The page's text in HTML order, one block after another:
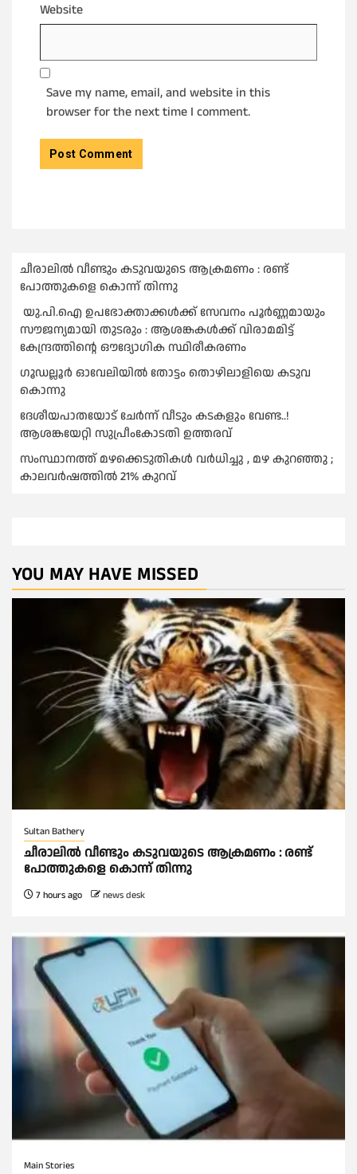
Website
Save my name, email, and website in this
browser for the next time I comment.
ചീരാലിൽ വീണ്ടും കടുവയുടെ ആക്രമണം : രണ്ട്
പോത്തുകളെ കൊന്ന് തിന്നു
യു.പി.ഐ ഉപഭോക്താക്കള്‍ക്ക് സേവനം പൂര്‍ണ്ണമായും
സൗജന്യമായി തുടരും : ആശങ്കകള്‍ക്ക് വിരാമമിട്ട്
കേന്ദ്രത്തിന്റെ ഔദ്യോഗിക സ്ഥിരീകരണം
ഗൂഡല്ലൂർ ഓവേലിയിൽ തോട്ടം തൊഴിലാളിയെ കടുവ
കൊന്നു
ദേശീയപാതയോട് ചേര്‍ന്ന് വീടും കടകളും വേണ്ട..!
ആശങ്കയേറ്റി സുപ്രീംകോടതി ഉത്തരവ്
സംസ്ഥാനത്ത് മഴക്കെടുതികള്‍ വര്‍ധിച്ചു , മഴ കുറഞ്ഞു ;
കാലവര്‍ഷത്തില്‍ 21% കുറവ്
YOU MAY HAVE MISSED
Sultan Bathery
ചീരാലിൽ വീണ്ടും കടുവയുടെ ആക്രമണം : രണ്ട്
പോത്തുകളെ കൊന്ന് തിന്നു
7 hours ago news desk
Main Stories